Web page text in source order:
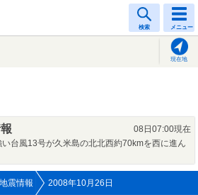
検索 メニュー
現在地
08日07:00現在
台風13号が久米島の北北西約70kmを西に進ん
震情報 2008年10月26日